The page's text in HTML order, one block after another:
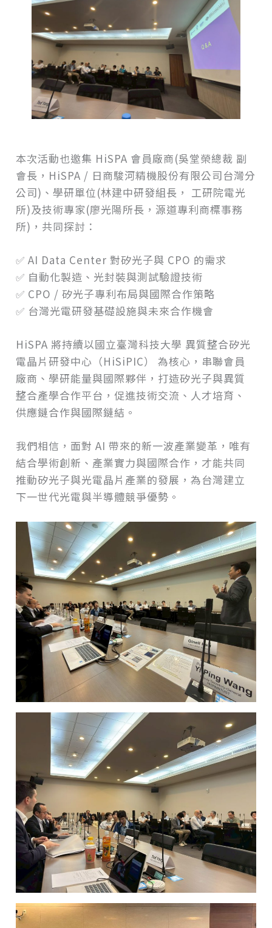
本次活動也邀集 HiSPA 會員廠商(吳堂榮總裁 副
會長，HiSPA / 日商駿河精機股份有限公司台灣分
公司)、學研單位(林建中研發組長， 工研院電光
所)及技術專家(廖光陽所長，源道專利商標事務
所)，共同探討：
✅ AI Data Center 對矽光子與 CPO 的需求
✅ 自動化製造、光封裝與測試驗證技術
✅ CPO / 矽光子專利布局與國際合作策略
✅ 台灣光電研發基礎設施與未來合作機會
HiSPA 將持續以國立臺灣科技大學 異質整合矽光
電晶片研發中心（HiSiPIC） 為核心，串聯會員
廠商、學研能量與國際夥伴，打造矽光子與異質
整合產學合作平台，促進技術交流、人才培育、
供應鏈合作與國際鏈結。
我們相信，面對 AI 帶來的新一波產業變革，唯有
結合學術創新、產業實力與國際合作，才能共同
推動矽光子與光電晶片產業的發展，為台灣建立
下一世代光電與半導體競爭優勢。